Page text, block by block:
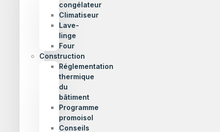
congélateur
Climatiseur
Lave-
linge
Four
Construction
Réglementation
thermique
du
bâtiment
Programme
promoisol
Conseils